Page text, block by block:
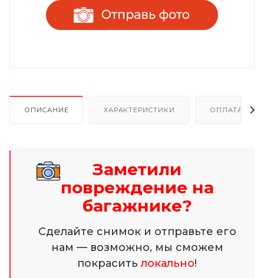
ОПИСАНИЕ ХАРАКТЕРИСТИКИ ОПЛАТА И
Заметили
повреждение на
багажнике?
Сделайте снимок и отправьте его
нам — возможно, мы сможем
покраситьлокально!